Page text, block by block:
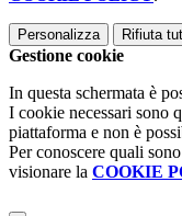
Personalizza Rifiuta
Gestione cookie
In questa schermata è
I cookie necessari sono
piattaforma e non è
Per conoscere quali
visionare la COOKIE